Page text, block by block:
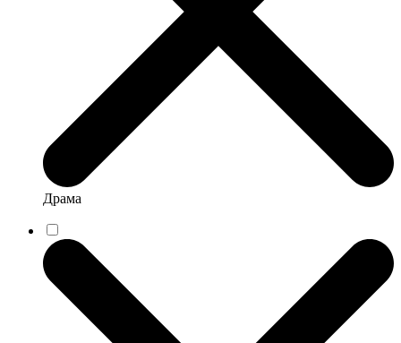
Драма